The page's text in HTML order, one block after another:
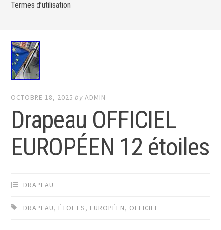
Termes d’utilisation
OCTOBRE 18, 2025 byADMIN
Drapeau OFFICIEL
EUROPÉEN 12 étoiles
DRAPEAU
DRAPEAU, ÉTOILES, EUROPÉEN, OFFICIEL